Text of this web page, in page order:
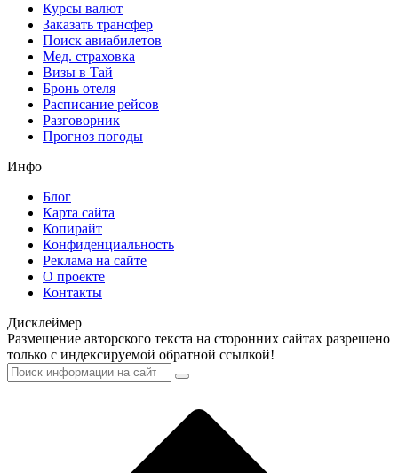
Курсы валют
Заказать трансфер
Поиск авиабилетов
Мед. страховка
Визы в Тай
Бронь отеля
Расписание рейсов
Разговорник
Прогноз погоды
Инфо
Блог
Карта сайта
Копирайт
Конфиденциальность
Реклама на сайте
О проекте
Контакты
Дисклеймер
Размещение авторского текста на сторонних сайтах разрешено
только с индексируемой обратной ссылкой!